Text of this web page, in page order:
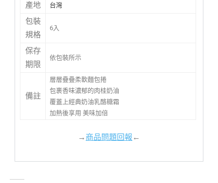
產地 台灣
包裝
規格
6入
保存
期限
依包裝所示
備註
層層疊疊柔軟麵包捲
包裹香味濃郁的肉桂奶油
覆蓋上經典奶油乳酪糖霜
加熱後享用 美味加倍
→商品問題回報←